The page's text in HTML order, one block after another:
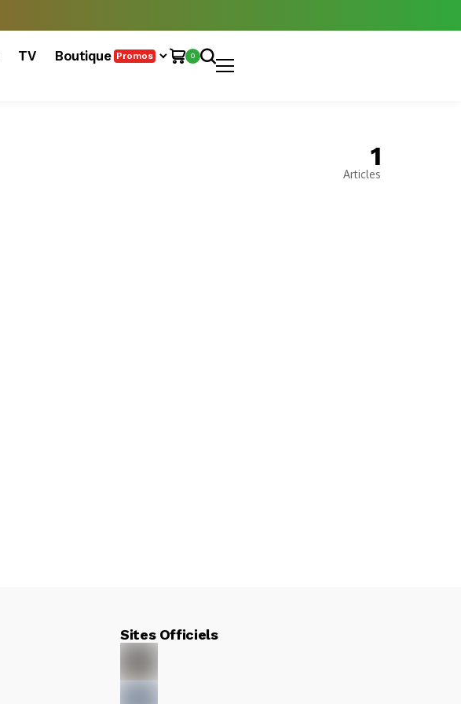
TV Boutique Promos 0
1
Articles
Sites Officiels